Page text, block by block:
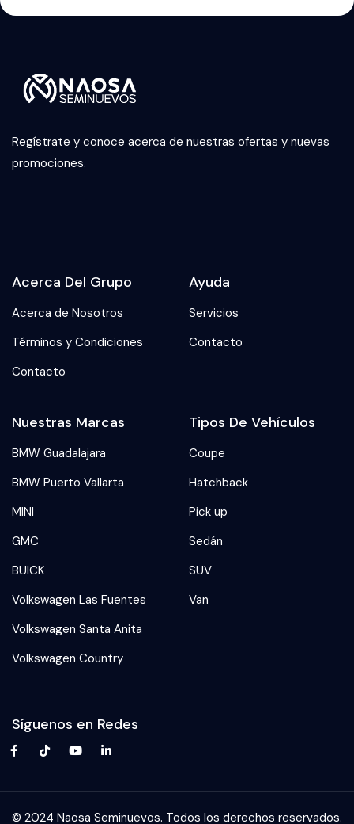
Regístrate y conoce acerca de nuestras ofertas y nuevas
promociones.
Acerca Del Grupo
Acerca de Nosotros
Términos y Condiciones
Contacto
Ayuda
Servicios
Contacto
Nuestras Marcas
BMW Guadalajara
BMW Puerto Vallarta
MINI
GMC
BUICK
Volkswagen Las Fuentes
Volkswagen Santa Anita
Volkswagen Country
Tipos De Vehículos
Coupe
Hatchback
Pick up
Sedán
SUV
Van
Síguenos en Redes
© 2024 Naosa Seminuevos. Todos los derechos reservados.